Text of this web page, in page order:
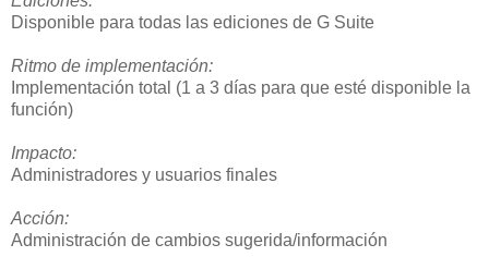
Disponible para todas las ediciones de G Suite
Ritmo de implementación:
Implementación total (1 a 3 días para que esté disponible la
función)
Impacto:
Administradores y usuarios finales
Acción:
Administración de cambios sugerida/información